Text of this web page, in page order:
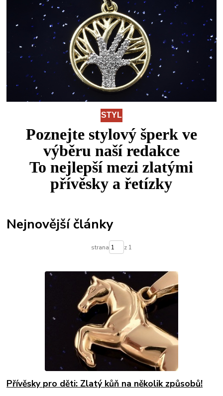
STYL
Poznejte stylový šperk ve
výběru naší redakce
To nejlepší mezi zlatými
přívěsky a řetízky
Nejnovější články
strana z 1
Přívěsky pro děti: Zlatý kůň na několik způsobů!